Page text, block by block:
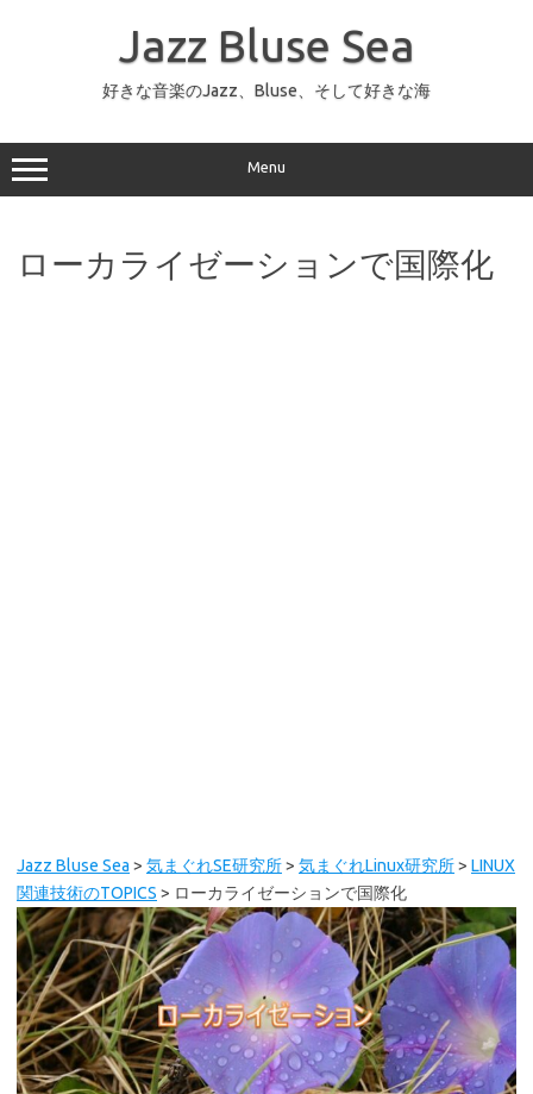
ッ
プ
Jazz Bluse Sea
好きな音楽のJazz、Bluse、そして好きな海
Menu
ローカライゼーションで国際化
Jazz Bluse Sea > 気まぐれSE研究所> 気まぐれLinux研究所> LINUX
関連技術のTOPICS > ローカライゼーションで国際化